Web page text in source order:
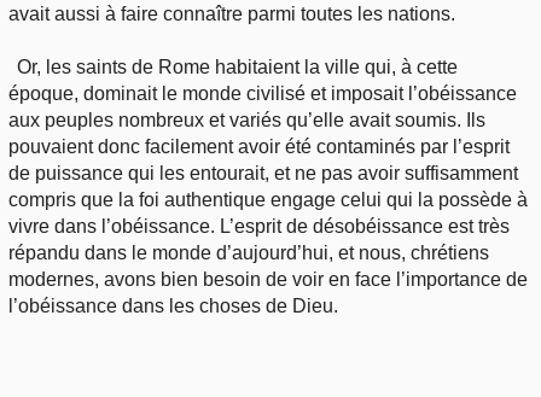
avait aussi à faire connaître parmi toutes les nations.
Or, les saints de Rome habitaient la ville qui, à cette
époque, dominait le monde civilisé et imposait l’obéissance
aux peuples nombreux et variés qu’elle avait soumis. Ils
pouvaient donc facilement avoir été contaminés par l’esprit
de puissance qui les entourait, et ne pas avoir suffisamment
compris que la foi authentique engage celui qui la possède à
vivre dans l’obéissance. L’esprit de désobéissance est très
répandu dans le monde d’aujourd’hui, et nous, chrétiens
modernes, avons bien besoin de voir en face l’importance de
l’obéissance dans les choses de Dieu.